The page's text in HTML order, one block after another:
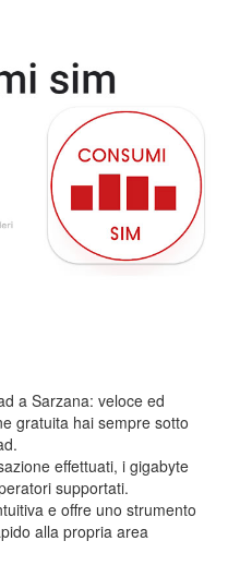
a Sarzana: veloce ed
gratuita hai sempre sotto
effettuati, i gigabyte
supportati.
e offre uno strumento
alla propria area